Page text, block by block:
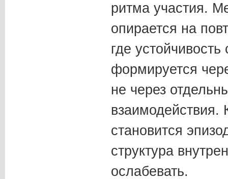
ритма участия.
опирается на
где
формируется
не через
взаимодействия.
становится
структура
ослабевать.